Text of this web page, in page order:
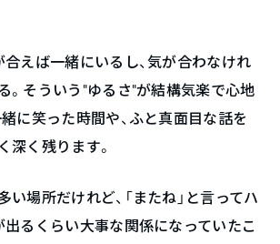
合えば一緒にいるし、気が合わなけれ
。そういう“ゆるさ”が結構気楽で心地
緒に笑った時間や、ふと真面目な話を
深く残ります。
場所だけれど、「またね」と言ってハ
出るくらい大事な関係になっていたこ